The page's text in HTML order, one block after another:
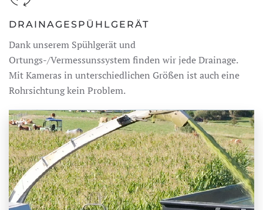
DRAINAGESPÜHLGERÄT
Dank unserem Spühlgerät und
Ortungs-/Vermessunssystem finden wir jede Drainage.
Mit Kameras in unterschiedlichen Größen ist auch eine
Rohrsichtung kein Problem.